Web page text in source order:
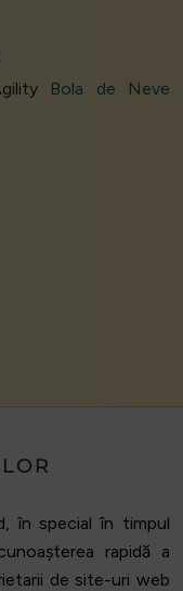
Bola de Neve
în special în timpul
rapidă a
de site-uri web